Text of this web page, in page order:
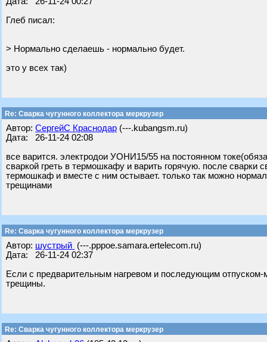
Глеб писал:
> Нормально сделаешь - нормально будет.
это у всех так)
Re: Сварка чугунного коллектора меркрузер
Автор: СергейС Краснодар (---.kubangsm.ru)
Дата: 26-11-24 02:08
все варится. электродои УОНИ15/55 на постоянном
сваркой греть в термошкафу и варить горячую. после
термошкаф и вместе с ним остывает. только так можно
трещинами
Re: Сварка чугунного коллектора меркрузер
Автор: шустрый (---.pppoe.samara.ertelecom.ru)
Дата: 26-11-24 02:37
Если с предварительным нагревом и последующим
трещины.
Re: Сварка чугунного коллектора меркрузер